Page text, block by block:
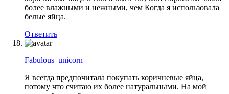
более влажными и нежными, чем Когда я использовала
белые яйца.
Ответить
Fabulous_unicorn
Я всегда предпочитала покупать коричневые яйца,
потому что считаю их более натуральными. На мой